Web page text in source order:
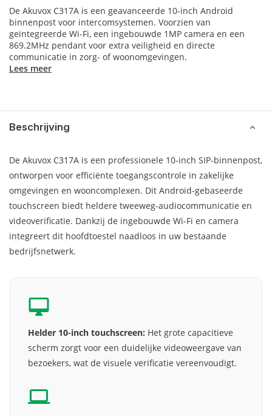
De Akuvox C317A is een geavanceerde 10-inch Android
binnenpost voor intercomsystemen. Voorzien van
geïntegreerde Wi-Fi, een ingebouwde 1MP camera en een
869.2MHz pendant voor extra veiligheid en directe
communicatie in zorg- of woonomgevingen.
Lees meer
Beschrijving
De Akuvox C317A is een professionele 10-inch SIP-binnenpost,
ontworpen voor efficiënte toegangscontrole in zakelijke
omgevingen en wooncomplexen. Dit Android-gebaseerde
touchscreen biedt heldere tweeweg-audiocommunicatie en
videoverificatie. Dankzij de ingebouwde Wi-Fi en camera
integreert dit hoofdtoestel naadloos in uw bestaande
bedrijfsnetwerk.
Helder 10-inch touchscreen: Het grote capacitieve
scherm zorgt voor een duidelijke videoweergave van
bezoekers, wat de visuele verificatie vereenvoudigt.